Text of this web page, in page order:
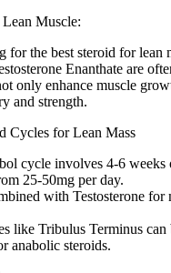
Muscle:
for the best steroid for lean
Enanthate are
only enhance muscle
and strength.
Cycles for Lean Mass
cycle involves 4-6 weeks
25-50mg per day.
with Testosterone for
like Tribulus Terminus can
anabolic steroids.